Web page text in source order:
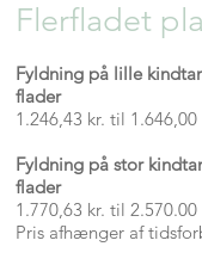
Flerfladet
Fyldning på lille
flader
1 .246,43 kr. til 1.646,00
Fyldning på stor
flader
1.770,63 kr. til 2.570.00
Pris afhænger af